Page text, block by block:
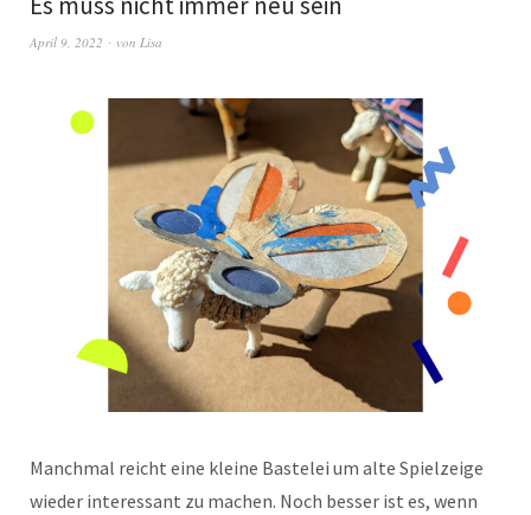
April 9, 2022 von Lisa
Manchmal reicht eine kleine Bastelei um alte Spielzeige
wieder interessant zu machen. Noch besser ist es, wenn